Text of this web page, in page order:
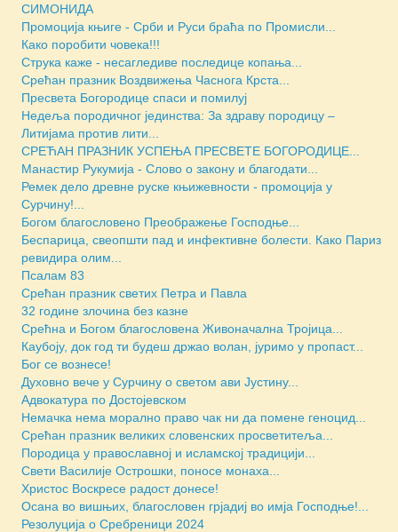
СИМОНИДА
Промоција књиге - Срби и Руси браћа по Промисли...
Како поробити човека!!!
Струка каже - несагледиве последице копања...
Срећан празник Воздвижења Часнога Крста...
Пресвета Богородице спаси и помилуј
Недеља породичног јединства: За здраву породицу –
Литијама против лити...
СРЕЋАН ПРАЗНИК УСПЕЊА ПРЕСВЕТЕ БОГОРОДИЦЕ...
Манастир Рукумија - Слово о закону и благодати...
Ремек дело древне руске књижевности - промоција у
Сурчину!...
Богом благословено Преображење Господње...
Беспарица, свеопшти пад и инфективне болести. Како Париз
ревидира олим...
Псалам 83
Срећан празник светих Петра и Павла
32 године злочина без казне
Срећна и Богом благословена Живоначална Тројица...
Каубоју, док год ти будеш држао волан, јуримо у пропаст...
Бoг се вознесе!
Духовно вече у Сурчину о светом ави Јустину...
Адвокатура по Достојевском
Немачка нема морално право чак ни да помене геноцид...
Срећан празник великих словенских просветитеља...
Породица у православној и исламској традицији...
Свети Василије Острошки, поносе монаха...
Христос Воскресе радост донесе!
Осана во вишњих, благословен грјадиј во имја Господње!...
Резолуција о Сребреници 2024